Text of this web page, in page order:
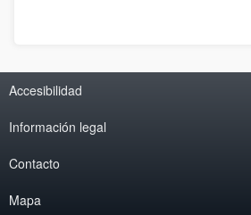
Accesibilidad
Información legal
Contacto
Mapa